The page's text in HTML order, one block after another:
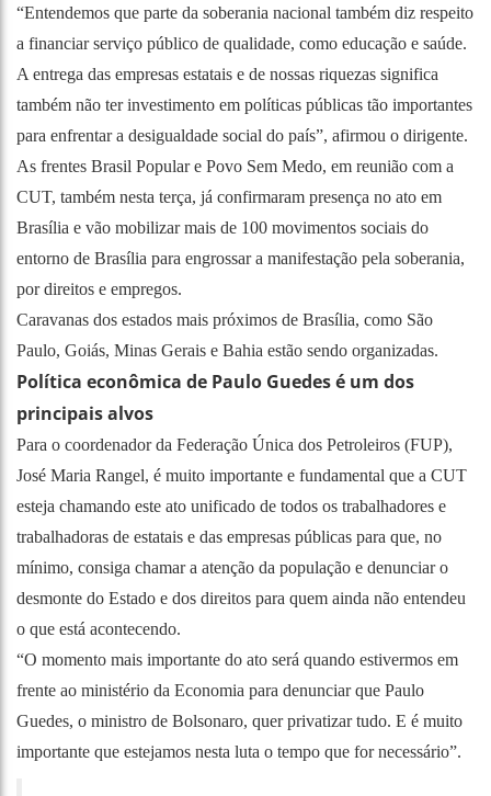
“Entendemos que parte da soberania nacional também diz respeito
a financiar serviço público de qualidade, como educação e saúde.
A entrega das empresas estatais e de nossas riquezas significa
também não ter investimento em políticas públicas tão importantes
para enfrentar a desigualdade social do país”, afirmou o dirigente.
As frentes Brasil Popular e Povo Sem Medo, em reunião com a
CUT, também nesta terça, já confirmaram presença no ato em
Brasília e vão mobilizar mais de 100 movimentos sociais do
entorno de Brasília para engrossar a manifestação pela soberania,
por direitos e empregos.
Caravanas dos estados mais próximos de Brasília, como São
Paulo, Goiás, Minas Gerais e Bahia estão sendo organizadas.
Política econômica de Paulo Guedes é um dos
principais alvos
Para o coordenador da Federação Única dos Petroleiros (FUP),
José Maria Rangel, é muito importante e fundamental que a CUT
esteja chamando este ato unificado de todos os trabalhadores e
trabalhadoras de estatais e das empresas públicas para que, no
mínimo, consiga chamar a atenção da população e denunciar o
desmonte do Estado e dos direitos para quem ainda não entendeu
o que está acontecendo.
“O momento mais importante do ato será quando estivermos em
frente ao ministério da Economia para denunciar que Paulo
Guedes, o ministro de Bolsonaro, quer privatizar tudo. E é muito
importante que estejamos nesta luta o tempo que for necessário”.